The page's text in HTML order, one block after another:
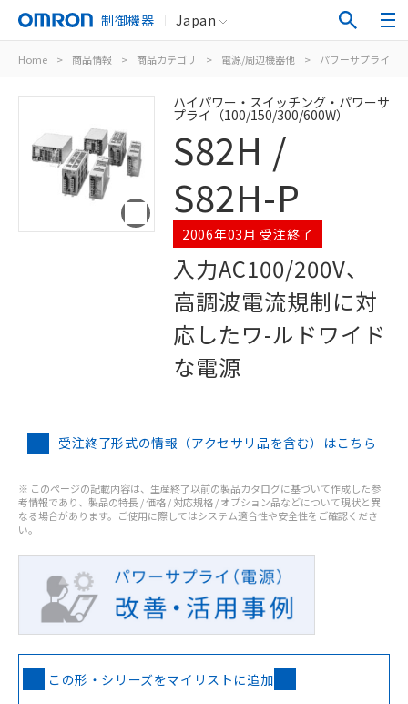
制御機器 Japan
Home > 商品情報 > 商品カテゴリ > 電源/周辺機器他 > パワーサプライ（
ハイパワー・スイッチング・パワーサ
プライ（100/150/300/600W）
S82H /
S82H-P
2006年03月 受注終了
入力AC100/200V、
高調波電流規制に対
応したワ-ルドワイド
な電源
受注終了形式の情報（アクセサリ品を含む）はこちら
※ このページの記載内容は、生産終了以前の製品カタログに基づいて作成した参
考情報であり、製品の特長 / 価格 / 対応規格 / オプション品などについて現状と異
なる場合があります。ご使用に際してはシステム適合性や安全性をご確認くださ
い。
この形・シリーズをマイリストに追加